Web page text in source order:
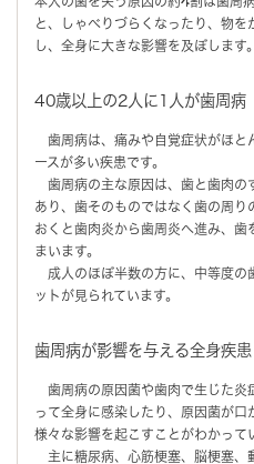
と、しゃべりづらくなったり、物を
し、全身に大きな影響を及ぼします。
40歳以上の2人に1人が歯周病
歯周病は、痛みや自覚症状がほと
ースが多い疾患です。
歯周病の主な原因は、歯と歯肉の
あり、歯そのものではなく歯の周り
おくと歯肉炎から歯周炎へ進み、
まいます。
成人のほぼ半数の方に、中等度の
ットが見られています。
歯周病が影響を与える全身疾患
歯周病の原因菌や歯肉で生じた炎
って全身に感染したり、原因菌が
様々な影響を起こすことがわかって
主に糖尿病、心筋梗塞、脳梗塞、